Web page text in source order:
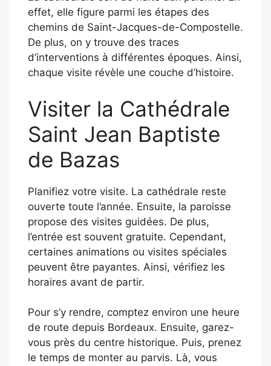
effet, elle figure parmi les étapes des
chemins de Saint-Jacques-de-Compostelle.
De plus, on y trouve des traces
d’interventions à différentes époques. Ainsi,
chaque visite révèle une couche d’histoire.
Visiter la Cathédrale
Saint Jean Baptiste
de Bazas
Planifiez votre visite. La cathédrale reste
ouverte toute l’année. Ensuite, la paroisse
propose des visites guidées. De plus,
l’entrée est souvent gratuite. Cependant,
certaines animations ou visites spéciales
peuvent être payantes. Ainsi, vérifiez les
horaires avant de partir.
Pour s’y rendre, comptez environ une heure
de route depuis Bordeaux. Ensuite, garez-
vous près du centre historique. Puis, prenez
le temps de monter au parvis. Là, vous